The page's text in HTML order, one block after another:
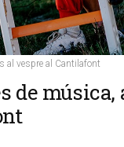
al vespre al Cantilafont
de